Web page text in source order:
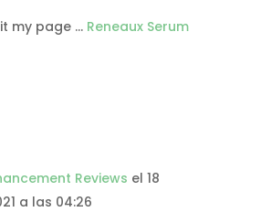
my page … Reneaux Serum
Reviews el 18
a las 04:26